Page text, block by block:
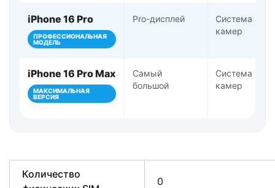
iPhone 16 Pro
ПРОФЕССИОНАЛЬНАЯ
МОДЕЛЬ
Pro-дисплей
Система Pro-
камер
iPhone 16 Pro Max
МАКСИМАЛЬНАЯ
ВЕРСИЯ
Самый
большой
Система Pro-
камер
Количество
0